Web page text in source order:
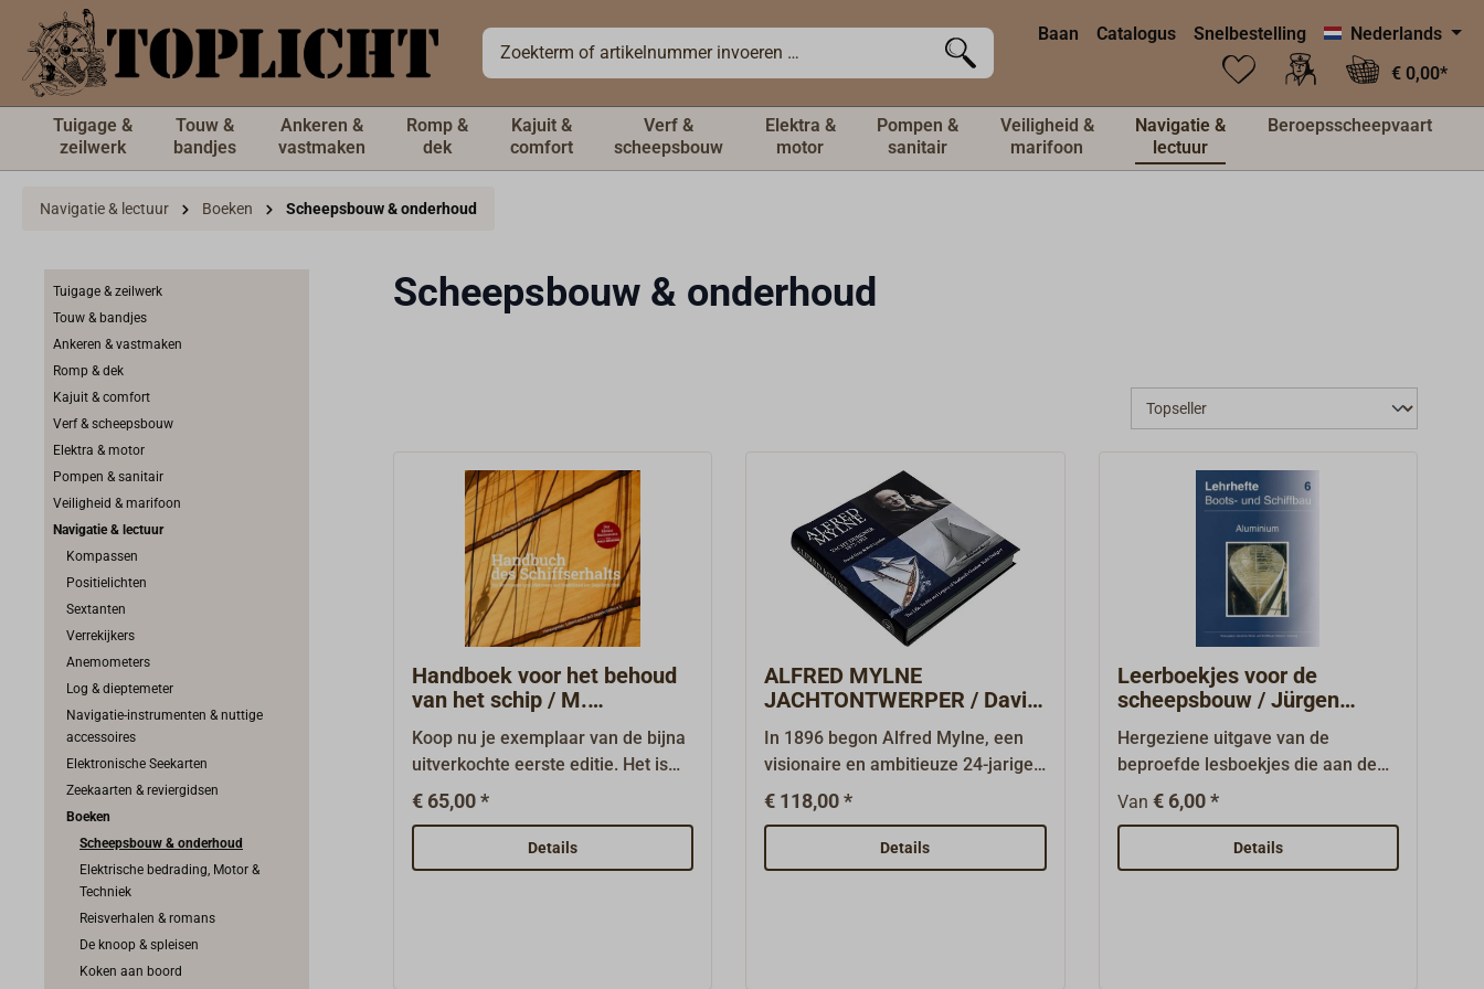
hoofdinhoud Baan Catalogus Snelbestelling
Nederlands
€ 0,00*
Tuigage &
zeilwerk
Touw &
bandjes
Ankeren &
vastmaken
Romp &
dek
Kajuit &
comfort
Verf &
scheepsbouw
Elektra &
motor
Pompen &
sanitair
Veiligheid &
marifoon
Navigatie &
lectuur
Beroepsscheepvaart
Navigatie & lectuur Boeken Scheepsbouw & onderhoud
Tuigage & zeilwerk
Touw & bandjes
Ankeren & vastmaken
Romp & dek
Kajuit & comfort
Verf & scheepsbouw
Elektra & motor
Pompen & sanitair
Veiligheid & marifoon
Navigatie & lectuur
Kompassen
Positielichten
Sextanten
Verrekijkers
Anemometers
Log & dieptemeter
Navigatie-instrumenten & nuttige
accessoires
Elektronische Seekarten
Zeekaarten & reviergidsen
Boeken
Scheepsbouw & onderhoud
Elektrische bedrading, Motor &
Techniek
Reisverhalen & romans
De knoop & spleisen
Koken aan boord
Scheepsbouw & onderhoud
Handboek voor het behoud
van het schip / M.
Marquardt, H. Ne
Koop nu je exemplaar van de bijna
uitverkochte eerste editie. Het is
nog niet duidelijk of en wanneer er
een tweede editie zal
verschijnen.Het"Handboek
scheepsonderhoud voor
€ 65,00 *
Details
ALFRED MYLNE
JACHTONTWERPER / David
Gray & Neil Lyndon
In 1896 begon Alfred Mylne, een
visionaire en ambitieuze 24-jarige,
aan een baanbrekende reis door in
het hart van Glasgow zijn eigen
kantoor voor jachtontwerp te
openen.Dit zorgvuldig
€ 118,00 *
Details
Leerboekjes voor de
scheepsbouw / Jürgen
Börms
Hergeziene uitgave van de
beproefde lesboekjes die aan de
vakscholen voor scheepsbouw
standaardlectuur zijn.Uitgegeven
door de Duitse Boots- en
Scheepsbouwersvereniging
Van € 6,00 *
Details